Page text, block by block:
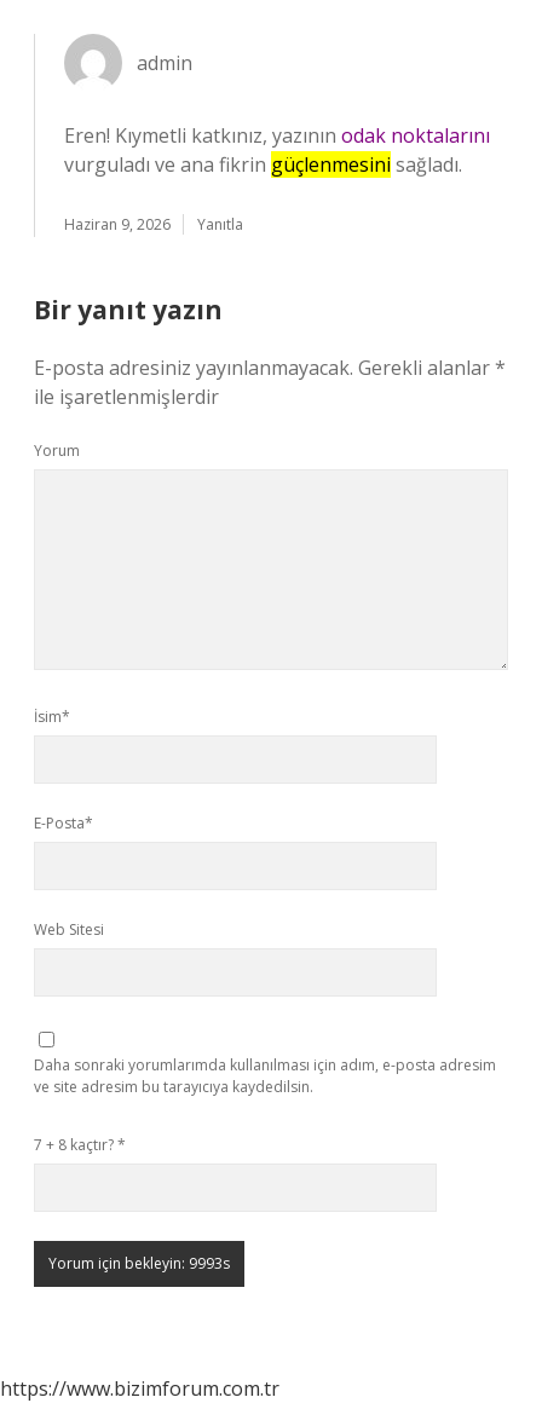
admin
Eren! Kıymetli katkınız, yazının odak noktalarını
vurguladı ve ana fikrin güçlenmesini sağladı.
Haziran 9, 2026 Yanıtla
Bir yanıt yazın
E-posta adresiniz yayınlanmayacak. Gerekli alanlar*
ile işaretlenmişlerdir
Yorum
İsim*
E-Posta*
Web Sitesi
Daha sonraki yorumlarımda kullanılması için adım, e-posta adresim
ve site adresim bu tarayıcıya kaydedilsin.
7 + 8 kaçtır?*
https://www.bizimforum.com.tr